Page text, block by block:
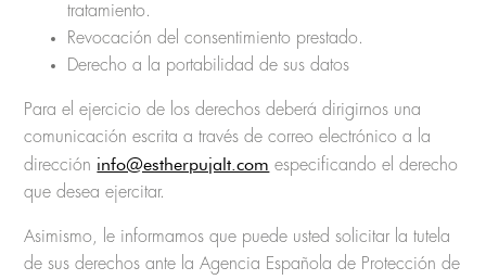
tratamiento.
Revocación del consentimiento prestado.
Derecho a la portabilidad de sus datos
Para el ejercicio de los derechos deberá dirigirnos una
comunicación escrita a través de correo electrónico a la
dirección info@estherpujalt.com especificando el derecho
que desea ejercitar.
Asimismo, le informamos que puede usted solicitar la tutela
de sus derechos ante la Agencia Española de Protección de